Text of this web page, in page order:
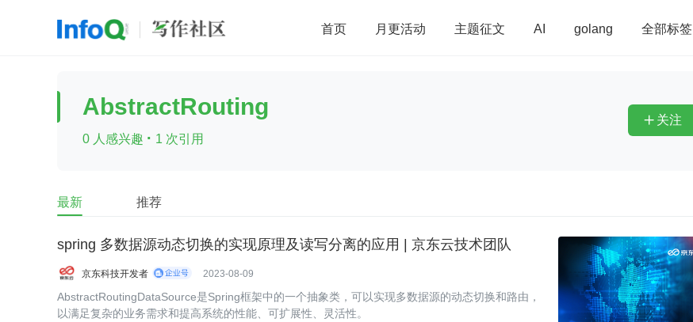
首页 月更活动 主题征文 AI golang 全部标签
前端 AI 大数据 团队管理 redis
查看更多
AbstractRouting
0 人感兴趣 · 1 次引用
 关注
最新 推荐
spring 多数据源动态切换的实现原理及读写分离的应用 | 京东云技术团队
京东科技开发者 2023-08-09
AbstractRoutingDataSource是Spring框架中的一个抽象类，可以实现多数据源的动态切换和路由，
以满足复杂的业务需求和提高系统的性能、可扩展性、灵活性。